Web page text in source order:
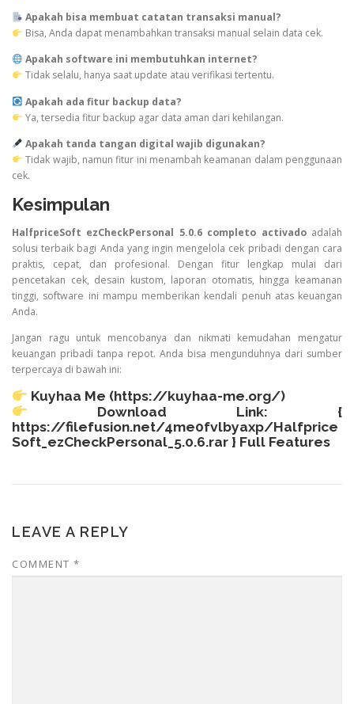
Apakah bisa membuat catatan transaksi manual?
Bisa, Anda dapat menambahkan transaksi manual selain data cek.
Apakah software ini membutuhkan internet?
Tidak selalu, hanya saat update atau verifikasi tertentu.
Apakah ada fitur backup data?
Ya, tersedia fitur backup agar data aman dari kehilangan.
Apakah tanda tangan digital wajib digunakan?
Tidak wajib, namun fitur ini menambah keamanan dalam penggunaan
cek.
Kesimpulan
HalfpriceSoft ezCheckPersonal 5.0.6 completo activadoadalah
solusi terbaik bagi Anda yang ingin mengelola cek pribadi dengan cara
praktis, cepat, dan profesional. Dengan fitur lengkap mulai dari
pencetakan cek, desain kustom, laporan otomatis, hingga keamanan
tinggi, software ini mampu memberikan kendali penuh atas keuangan
Anda.
Jangan ragu untuk mencobanya dan nikmati kemudahan mengatur
keuangan pribadi tanpa repot. Anda bisa mengunduhnya dari sumber
terpercaya di bawah ini:
Kuyhaa Me (https://kuyhaa-me.org/)
Download Link: {
https://filefusion.net/4me0fvlbyaxp/Halfprice
Soft_ezCheckPersonal_5.0.6.rar } Full Features
LEAVE A REPLY
COMMENT *